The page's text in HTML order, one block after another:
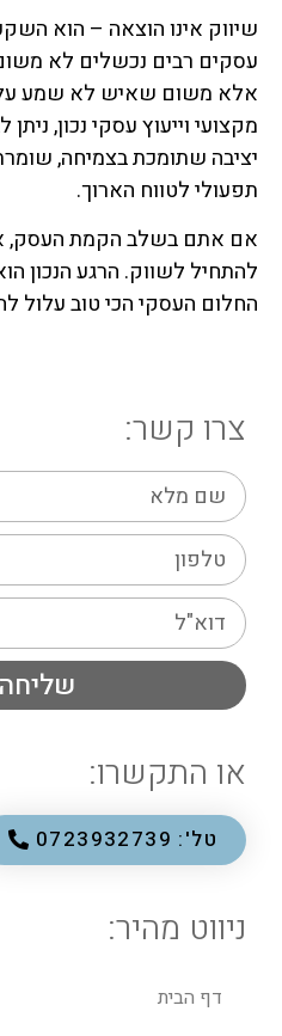
צרו קשר:
שליחה
או התקשרו:
טל': 0723932739
ניווט מהיר:
דף הבית
שיווק אינו הוצאה – הוא
עסקים רבים נכשלים לא
אלא משום שאיש לא שמע
מקצועי וייעוץ עסקי נכון,
יציבה שתומכת בצמיחה,
תפעולי לטווח הארוך.
אם אתם בשלב הקמת העסק, אל
להתחיל לשווק. הרגע הנכון
החלום העסקי הכי טוב עלול